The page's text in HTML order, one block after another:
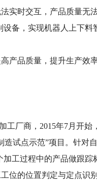
实时交互，产品质量无法
备，实现机器人上下料
产品质量，提升生产效率
厂商，2015年7月开始
试点示范”项目。针对
工过程中的产品做跟踪
位的位置判定与定点识